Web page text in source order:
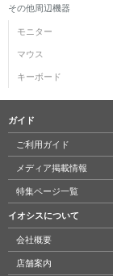
その他周辺機器
モニター
マウス
キーボード
ガイド
ご利用ガイド
メディア掲載情報
特集ページ一覧
イオシスについて
会社概要
店舗案内